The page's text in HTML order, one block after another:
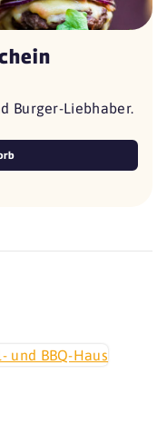
Burger-Liebhaber.